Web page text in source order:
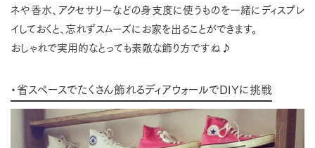
ネや香水、アクセサリーなどの身支度に使うものを一緒にディスプレ
イしておくと、忘れずスムーズにお家を出ることができます。
おしゃれで実用的なとっても素敵な飾り方ですね♪
・省スペースでたくさん飾れるディアウォールでDIYに挑戦